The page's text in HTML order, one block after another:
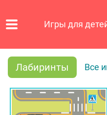
Игры для
Лабиринты Все